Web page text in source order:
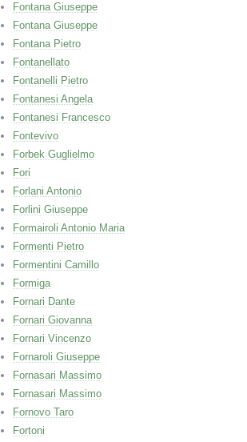
Fontana Giuseppe
Fontana Giuseppe
Fontana Pietro
Fontanellato
Fontanelli Pietro
Fontanesi Angela
Fontanesi Francesco
Fontevivo
Forbek Guglielmo
Fori
Forlani Antonio
Forlini Giuseppe
Formairoli Antonio Maria
Formenti Pietro
Formentini Camillo
Formiga
Fornari Dante
Fornari Giovanna
Fornari Vincenzo
Fornaroli Giuseppe
Fornasari Massimo
Fornasari Massimo
Fornovo Taro
Fortoni